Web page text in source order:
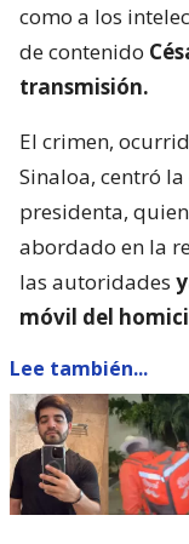
como a los
de contenido
transmisión.
El crimen,
Sinaloa, centró
presidenta,
abordado en la
las autoridades
móvil del
Lee también...